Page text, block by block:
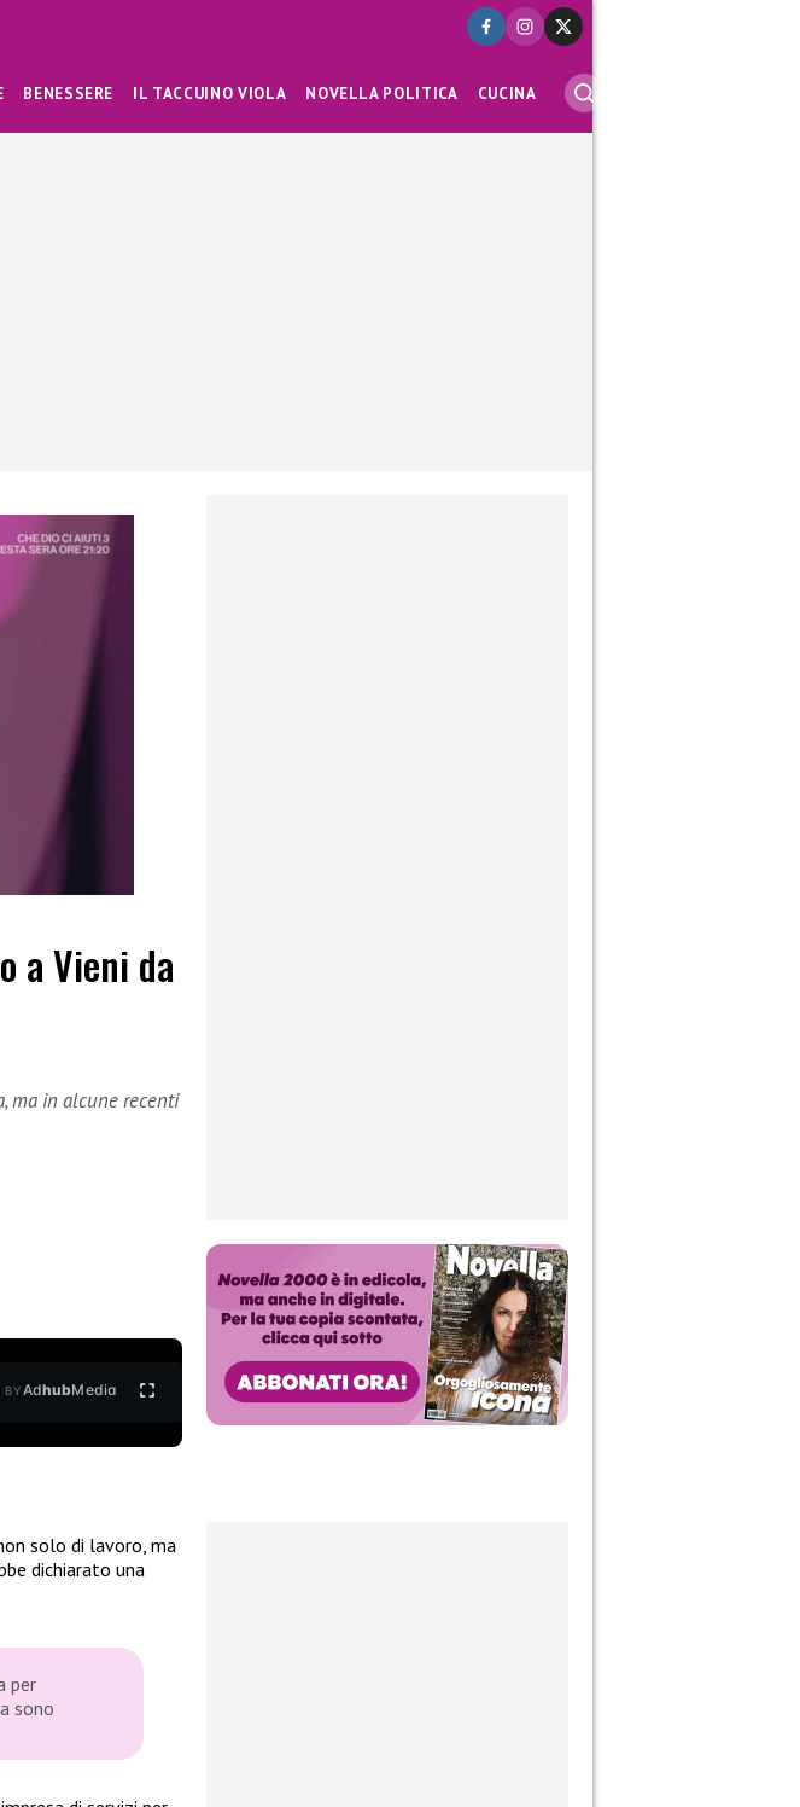
BENESSERE IL TACCUINO VIOLA NOVELLA POLITICA CUCINA
a Vieni da
ma in alcune recenti
BYAdhubMedia
solo di lavoro, ma
dichiarato una
per
sono